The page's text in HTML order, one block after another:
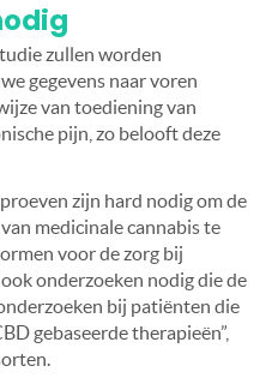
zullen worden
gegevens naar voren
van toediening van
pijn, zo belooft deze
zijn hard nodig om de
medicinale cannabis te
voor de zorg bij
onderzoeken nodig die de
bij patiënten die
gebaseerde therapieën”,